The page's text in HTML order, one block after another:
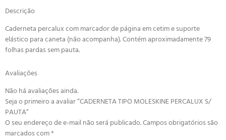
Descrição
Caderneta percalux com marcador de página em cetim e suporte
elástico para caneta (não acompanha). Contém aproximadamente 79
folhas pardas sem pauta.
Avaliações
Não há avaliações ainda.
Seja o primeiro a avaliar “CADERNETA TIPO MOLESKINE PERCALUX S/
PAUTA”
O seu endereço de e-mail não será publicado.Campos obrigatórios são
marcados com*